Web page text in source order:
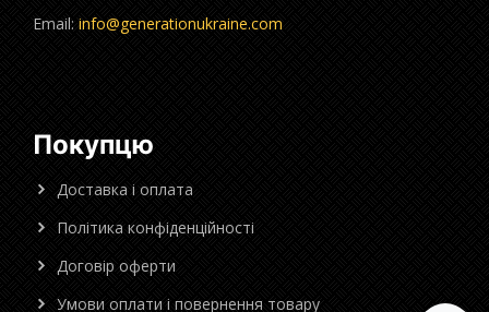
Email: info@generationukraine.com
Покупцю
Доставка і оплата
Політика конфіденційності
Договір оферти
Умови оплати і повернення товару